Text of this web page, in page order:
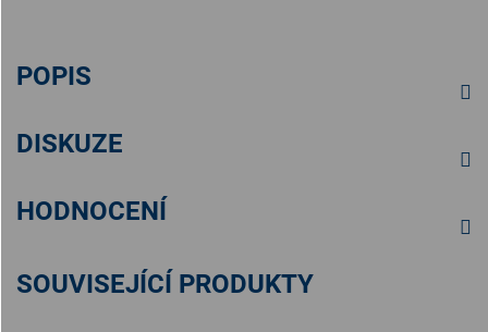
POPIS
DISKUZE
HODNOCENÍ
SOUVISEJÍCÍ PRODUKTY